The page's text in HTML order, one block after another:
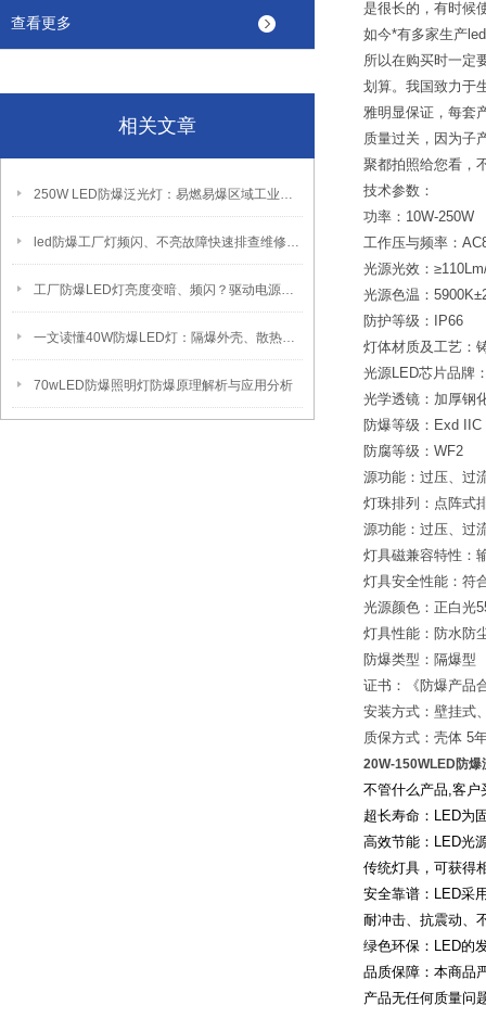
查看更多
相关文章
250W LED防爆泛光灯：易燃易爆区域工业固定照明装置
led防爆工厂灯频闪、不亮故障快速排查维修方法
工厂防爆LED灯亮度变暗、频闪？驱动电源故障检修方法
一文读懂40W防爆LED灯：隔爆外壳、散热、防爆认证原理
70wLED防爆照明灯防爆原理解析与应用分析
是很长的，有时候
如今*有多家生产
所以在购买时一定
划算。我国致力于
雅明显保证，每套
质量过关，因为子
聚都拍照给您看，
技术参数：
功率：10W-250W
工作压与频率：
光源光效：
光源色温：
防护等级：IP66
灯体材质及工艺：
光源LED芯片品牌
光学透镜：加厚钢
防爆等级：Exd IIC
防腐等级：WF2
源功能：过压、过
灯珠排列：点阵式
源功能：过压、过
灯具磁兼容特性：
灯具安全性能：符
光源颜色：正白光
灯具性能：防水防
防爆类型：隔爆型
证书：《防爆产品
安装方式：壁挂式
质保方式：壳体 5
20W-150WLED防爆
不管什么产品,客户
超长寿命： LED为
高效节能： LED光
传统灯具，可获得
安全靠谱： LED采
耐冲击、抗震动、
绿色环保： LED的
品质保障：本商品
产品无任何质量问